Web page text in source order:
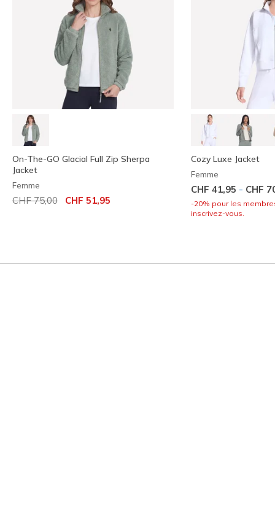
On-The-GO Glacial Full Zip Sherpa
Jacket
Femme
Prix réduit de
CHF 75,00 CHF 51,95
Cozy Luxe Jacket
Femme
CHF 41,95 - CHF
-20% pour les
inscrivez-vous.